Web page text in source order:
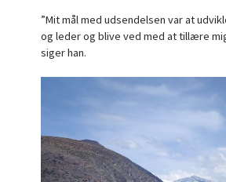
”Mit mål med udsendelsen var at
og leder og blive ved med at tillære
siger han.